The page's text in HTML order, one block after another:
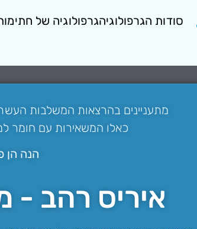
סודות הגרפולוגיהגרפולוגיה של
מתעניינים בהרצאות המשלבות
כאלו המשאירות עם חומר
הנה הן
איריס רהב -